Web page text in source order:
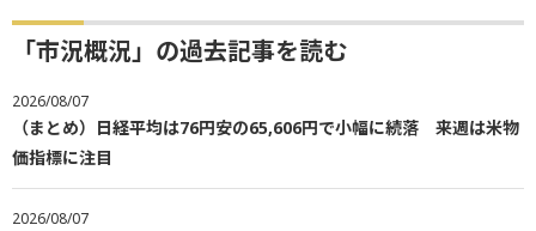
「市況概況」の過去記事を読む
2026/08/07
（まとめ）日経平均は76円安の65,606円で小幅に続落 来週は米物
価指標に注目
2026/08/07